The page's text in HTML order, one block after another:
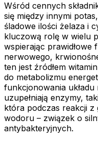
Wśród cennych
się między innymi
śladowe ilości żelaza i
kluczową rolę w wielu
wspierając prawidłowe
nerwowego,
ten jest źródłem
do metabolizmu
funkcjonowania układu
uzupełniają enzymy,
która podczas reakcji
wodoru – związek o
antybakteryjnych.